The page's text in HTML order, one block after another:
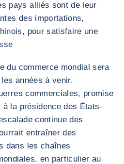
pays alliés​ sont de leur
des importations,
pour satisfaire une
du commerce mondial sera
années à venir.
commerciales, promise
la présidence des États-
continue des
entraîner des
dans les chaînes
en particulier au